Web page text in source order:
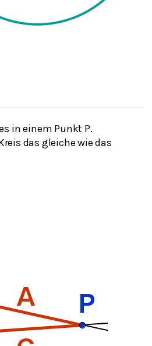
in einem Punkt P.
das gleiche wie das